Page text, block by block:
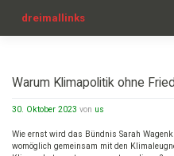
dreimallinks
Warum Klimapolitik ohne
30. Oktober 2023 von us
Wie ernst wird das Bündnis Sarah
womöglich gemeinsam mit den